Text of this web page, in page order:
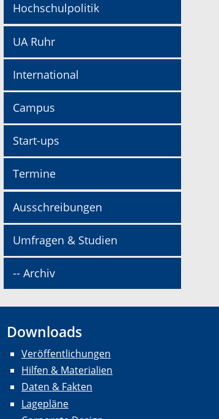
Hochschulpolitik
UA Ruhr
International
Campus
Start-ups
Termine
Ausschreibungen
Umfragen & Studien
-- Archiv
Downloads
Veröffentlichungen
Hilfen & Materialien
Daten & Fakten
Lagepläne